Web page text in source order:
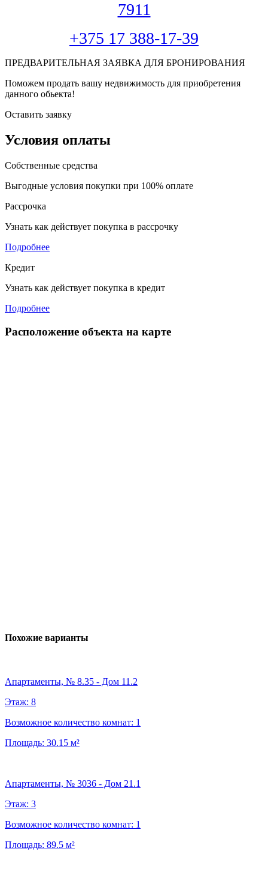
7911
+375 17 388-17-39
ПРЕДВАРИТЕЛЬНАЯ ЗАЯВКА ДЛЯ БРОНИРОВАНИЯ
Поможем продать вашу недвижимость для приобретения
данного обьекта!
Оставить заявку
Условия оплаты
Собственные средства
Выгодные условия покупки при 100% оплате
Рассрочка
Узнать как действует покупка в рассрочку
Подробнее
Кредит
Узнать как действует покупка в кредит
Подробнее
Расположение объекта на карте
Похожие варианты
Апартаменты, № 8.35 - Дом 11.2
Этаж: 8
Возможное количество комнат: 1
Площадь: 30.15 м²
Апартаменты, № 3036 - Дом 21.1
Этаж: 3
Возможное количество комнат: 1
Площадь: 89.5 м²